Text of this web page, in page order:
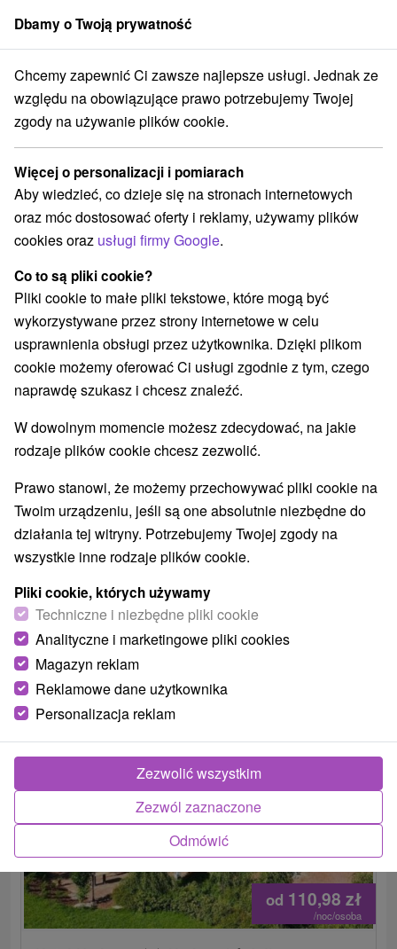
członek grupySorger
Zakwaterowanie na Słowacji Stredné Slovensko
Najtańsze zakwaterowanie na
Słowacji Stredné Slovensko
Kategorie
Wszystkie kategorie
Hotele na Slovacji
Apartmány(387) Chaty na prenájom
Drevenice(534) Kempy(7) Motely(2) Penzióny
Priváty(146) Ubytovne(23)
Wybierz lokalizację lub datę
Najlepiej sprzedające
Wsie i miasta
Zuberec(116) Terchová(105) Pokaż wszystko
NAJTAŃSZE NAJDROŻSZE
od 110,98 zł
/noc/osoba
Dbamy o Twoją prywatność
Chcemy zapewnić Ci zawsze najlepsze usługi. Jednak ze
względu na obowiązujące prawo potrzebujemy Twojej
zgody na używanie plików cookie.
Więcej o personalizacji i pomiarach
Aby wiedzieć, co dzieje się na stronach internetowych
oraz móc dostosować oferty i reklamy, używamy plików
cookies oraz usługi firmy Google.
Co to są pliki cookie?
Pliki cookie to małe pliki tekstowe, które mogą być
wykorzystywane przez strony internetowe w celu
usprawnienia obsługi przez użytkownika. Dzięki plikom
cookie możemy oferować Ci usługi zgodnie z tym, czego
naprawdę szukasz i chcesz znaleźć.
W dowolnym momencie możesz zdecydować, na jakie
rodzaje plików cookie chcesz zezwolić.
Prawo stanowi, że możemy przechowywać pliki cookie na
Twoim urządzeniu, jeśli są one absolutnie niezbędne do
działania tej witryny. Potrzebujemy Twojej zgody na
wszystkie inne rodzaje plików cookie.
Pliki cookie, których używamy
Techniczne i niezbędne pliki cookie
Analityczne i marketingowe pliki cookies
Magazyn reklam
Reklamowe dane użytkownika
Personalizacja reklam
Odmówić
Zezwól zaznaczone
Zezwolić wszystkim